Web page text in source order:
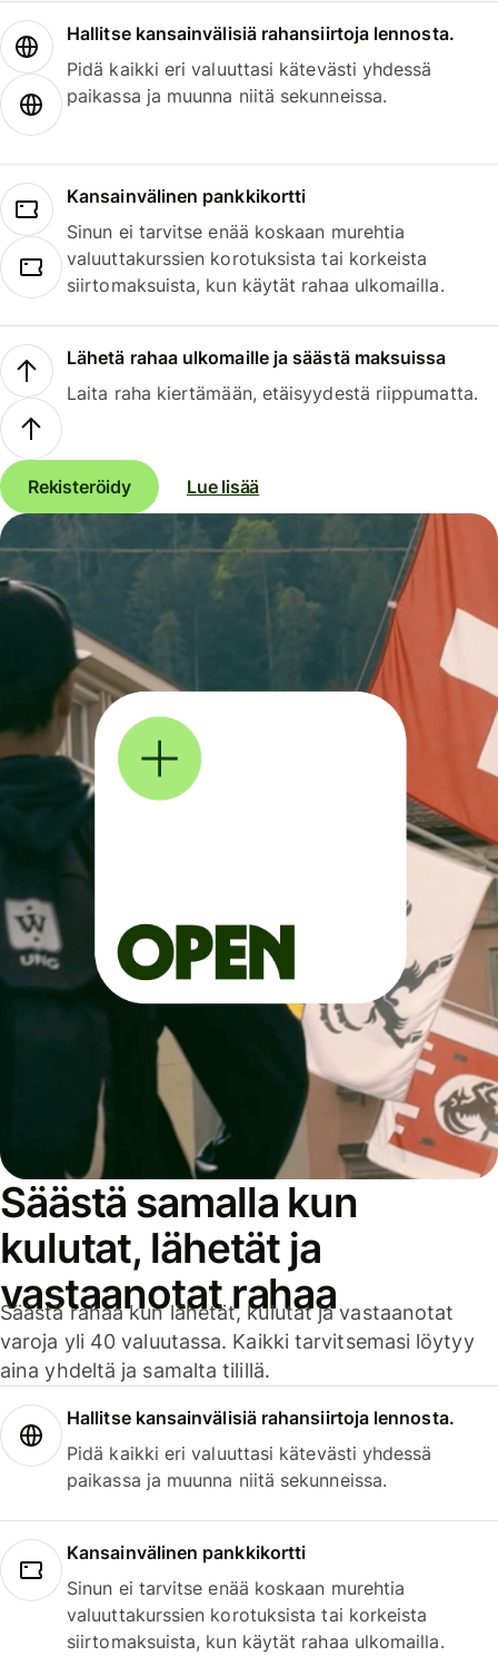
Hallitse kansainvälisiä rahansiirtoja lennosta.
Pidä kaikki eri valuuttasi kätevästi yhdessä
paikassa ja muunna niitä sekunneissa.
Kansainvälinen pankkikortti
Sinun ei tarvitse enää koskaan murehtia
valuuttakurssien korotuksista tai korkeista
siirtomaksuista, kun käytät rahaa ulkomailla.
Lähetä rahaa ulkomaille ja säästä maksuissa
Laita raha kiertämään, etäisyydestä riippumatta.
Rekisteröidy Lue lisää
Säästä samalla kun
kulutat, lähetät ja
vastaanotat rahaa
Säästä rahaa kun lähetät, kulutat ja vastaanotat
varoja yli 40 valuutassa. Kaikki tarvitsemasi löytyy
aina yhdeltä ja samalta tilillä.
Hallitse kansainvälisiä rahansiirtoja lennosta.
Pidä kaikki eri valuuttasi kätevästi yhdessä
paikassa ja muunna niitä sekunneissa.
Kansainvälinen pankkikortti
Sinun ei tarvitse enää koskaan murehtia
valuuttakurssien korotuksista tai korkeista
siirtomaksuista, kun käytät rahaa ulkomailla.